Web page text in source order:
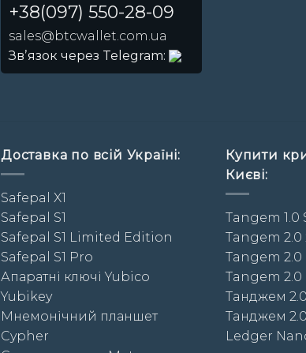
+38(097) 550-28-09
sales@btcwallet.com.ua
Звʼязок через Telegram:
Доставка по всій Україні:
Safepal X1
Safepal S1
Safepal S1 Limited Edition
Safepal S1 Pro
Апаратні ключі Yubico
Yubikey
Мнемонічний планшет
Cypher
Купити
Києві:
Tangem 1.0
Tangem 2.0
Tangem 2.0
Tangem 2.0
Taнджем 2.0
Taнджем 2.0
Ledger